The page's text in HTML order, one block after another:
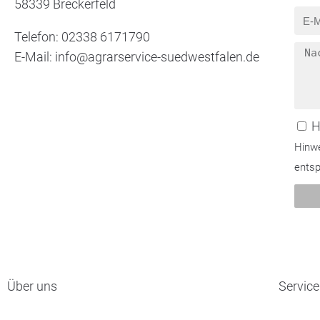
58339 Breckerfeld
Telefon: 02338 6171790
E-Mail: info@agrarservice-suedwestfalen.de
Über uns